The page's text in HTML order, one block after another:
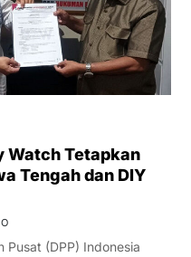
Watch Tetapkan
Tengah dan DIY
Pusat (DPP) Indonesia